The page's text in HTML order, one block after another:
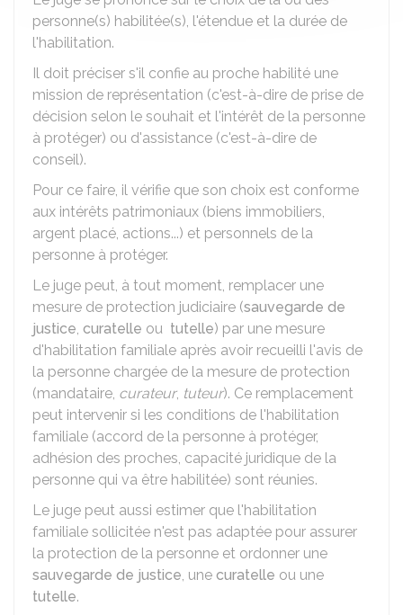
personne(s) habilitée(s), l'étendue et la durée de
l'habilitation.
Il doit préciser s'il confie au proche habilité une
mission de représentation (c'est-à-dire de prise de
décision selon le souhait et l'intérêt de la personne
à protéger) ou d'assistance (c'est-à-dire de
conseil).
Pour ce faire, il vérifie que son choix est conforme
aux intérêts patrimoniaux (biens immobiliers,
argent placé, actions...) et personnels de la
personne à protéger.
Le juge peut, à tout moment, remplacer une
mesure de protection judiciaire (sauvegarde de
justice, curatelle ou tutelle) par une mesure
d'habilitation familiale après avoir recueilli l'avis de
la personne chargée de la mesure de protection
(mandataire, curateur, tuteur). Ce remplacement
peut intervenir si les conditions de l'habilitation
familiale (accord de la personne à protéger,
adhésion des proches, capacité juridique de la
personne qui va être habilitée) sont réunies.
Le juge peut aussi estimer que l'habilitation
familiale sollicitée n'est pas adaptée pour assurer
la protection de la personne et ordonner une
sauvegarde de justice, une curatelle ou une
tutelle.